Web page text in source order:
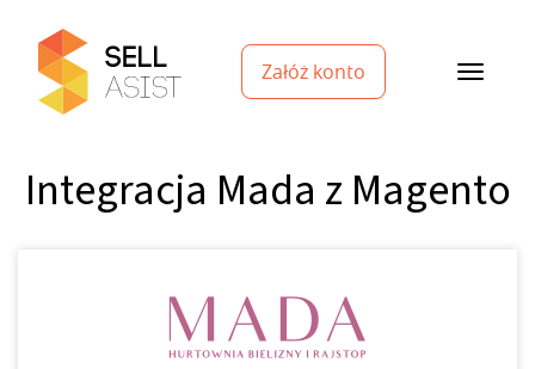
Załóż konto
Integracja Mada z Magento